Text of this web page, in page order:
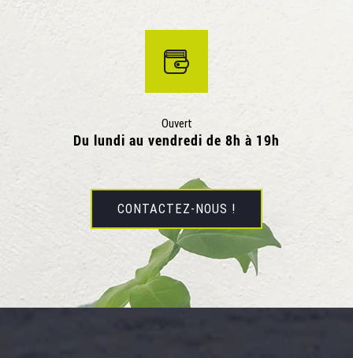
Ouvert
Du lundi au vendredi de 8h à 19h
CONTACTEZ-NOUS !